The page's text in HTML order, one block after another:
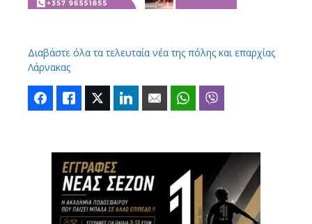
Διαβάστε όλα τα τελευταία νέα της πόλης και επαρχίας
Λάρνακας
FacebookLike Twitter LinkedIn Email WhatsApp